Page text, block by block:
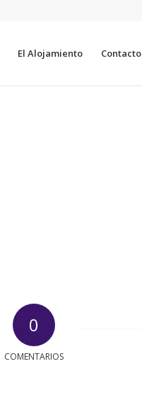
El Alojamiento Contacto
0
COMENTARIOS